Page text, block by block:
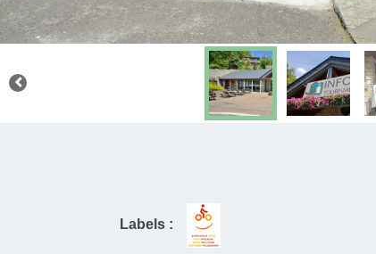
Labels :